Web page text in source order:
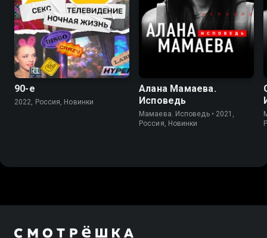
90-е
2022, Россия, Новинки
Алана Мамаева.
Исповедь
Мамаева. Исповедь • 2021,
Россия, Новинки